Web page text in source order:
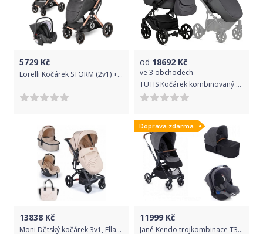
5729 Kč
Lorelli Kočárek STORM (2v1) + Nánožník LUXE BLACK
od 18692 Kč
ve 3 obchodech
TUTIS Kočárek kombinovaný Viva4 2v1 Persicape
13838 Kč
Moni Dětský kočárek 3v1, Ellada 2021 - béžový
Doprava zdarma
11999 Kč
Jané Kendo trojkombinace T34 Jet Black